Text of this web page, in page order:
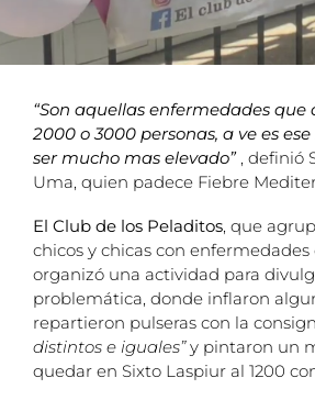
“Son aquellas enfermedades que
2000 o 3000 personas, a ve es
ser mucho mas elevado”, definió
Uma, quien padece Fiebre
El Club de los Peladitos, que
chicos y chicas con enfermedades
organizó una actividad para
problemática, donde inflaron
repartieron pulseras con la
distintos e iguales”y pintaron un
quedar en Sixto Laspiur al 1200